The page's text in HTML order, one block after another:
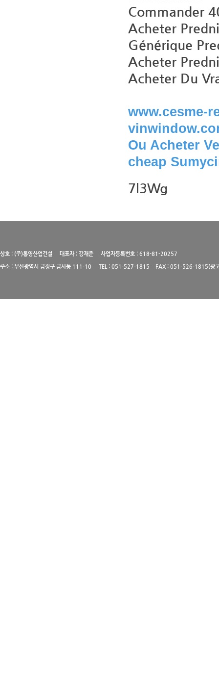
Commander
Acheter
Générique
Acheter
Acheter Du
www.cesme-
Ou Acheter
cheap
7l3Wg
상호 : (주)통영산업건설 대표자 : 강재준 사업자등록번호 : 618-81-20257
주소 : 부산광역시 금정구 금사동 111-10 TEL : 051-527-1815 FAX : 051-526-1815(광